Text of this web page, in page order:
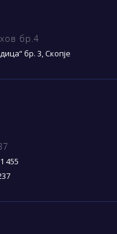
бр.4
бр. 3, Скопје
455